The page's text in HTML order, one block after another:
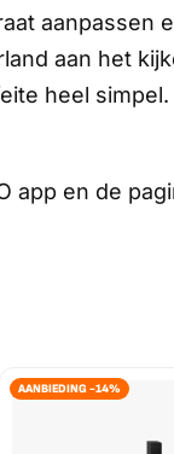
aanpassen
aan het
heel
app en de
AANBIEDING -14%